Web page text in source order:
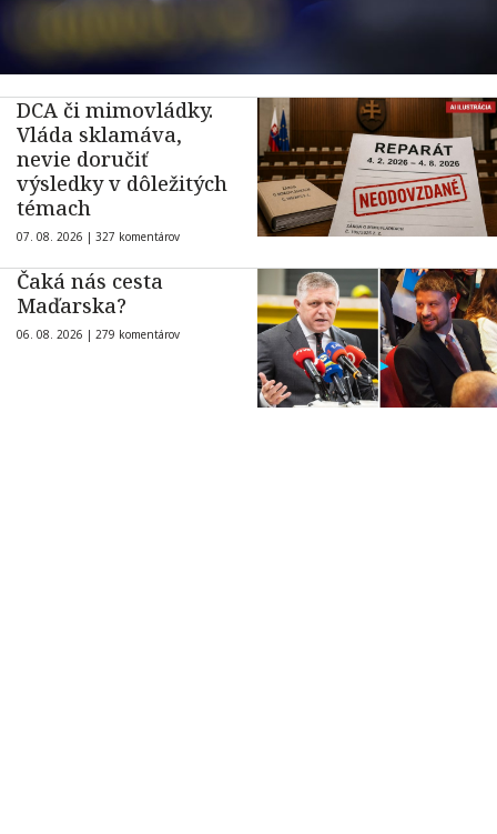
DCA či mimovládky.
Vláda sklamáva,
nevie doručiť
výsledky v dôležitých
témach
07. 08. 2026 | 327 komentárov
Čaká nás cesta
Maďarska?
06. 08. 2026 | 279 komentárov